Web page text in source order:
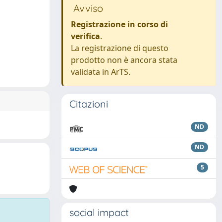
Avviso
Registrazione in corso di
verifica.
La registrazione di questo
prodotto non è ancora stata
validata in ArTS.
Citazioni
ND
ND
5
social impact